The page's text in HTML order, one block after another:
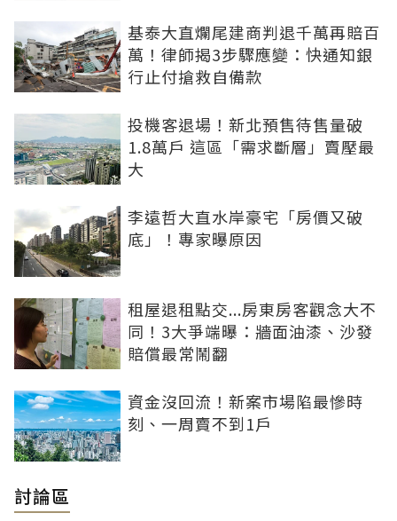
基泰大直爛尾建商判退千萬再賠百
萬！律師揭3步驟應變：快通知銀
行止付搶救自備款
投機客退場！新北預售待售量破
1.8萬戶 這區「需求斷層」賣壓最
大
李遠哲大直水岸豪宅「房價又破
底」！專家曝原因
租屋退租點交...房東房客觀念大不
同！3大爭端曝：牆面油漆、沙發
賠償最常鬧翻
資金沒回流！新案市場陷最慘時
刻、一周賣不到1戶
討論區